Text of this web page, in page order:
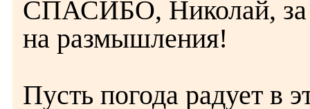
СПАСИБО, Николай, за
на размышления!
Пусть погода радует в